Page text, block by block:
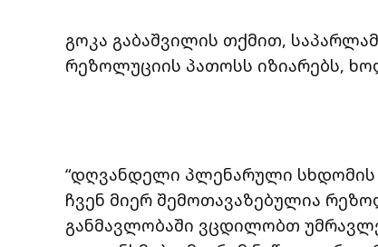
გოკა გაბაშვილის თქმით,
რეზოლუციის პათოსს იზიარებს,
“დღვანდელი პლენარული სხდომის
ჩვენ მიერ შემოთავაზებულია
განმავლობაში ვცდილობთ